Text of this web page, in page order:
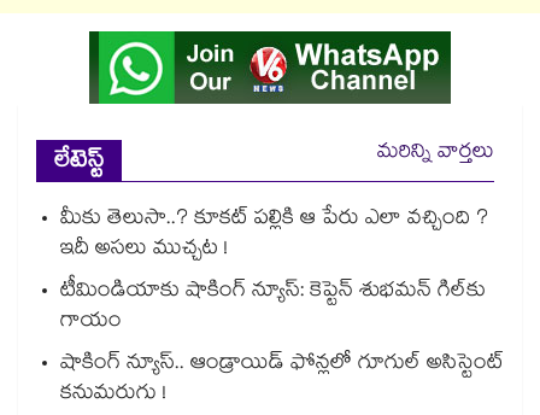
లేటెస్ట్
మరిన్ని వార్తలు
మీకు తెలుసా..? కూకట్ పల్లికి ఆ పేరు ఎలా వచ్చింది ?
ఇదీ అసలు ముచ్చట !
టీమిండియాకు షాకింగ్ న్యూస్: కెప్టెన్ శుభమన్ గిల్‎కు
గాయం
షాకింగ్ న్యూస్.. ఆండ్రాయిడ్ ఫోన్లలో గూగుల్ అసిస్టెంట్
కనుమరుగు !